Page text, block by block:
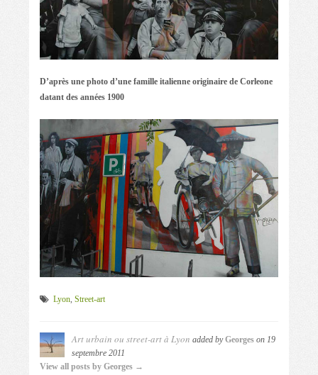
D’après une photo d’une famille italienne originaire de Corleone
datant des années 1900
Lyon, Street-art
Art urbain ou street-art à Lyon added byGeorges on 19
septembre 2011
View all posts by Georges →